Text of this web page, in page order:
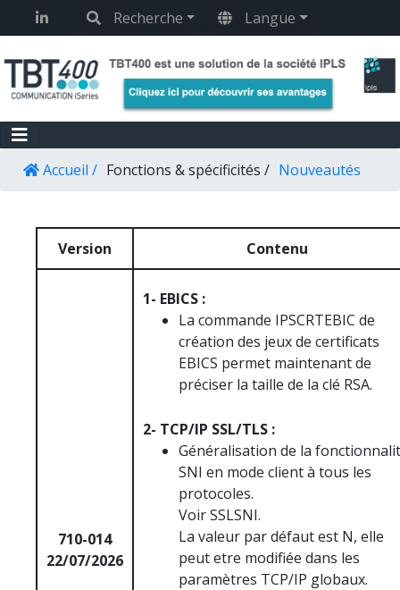
Panneau de gestion des cookies
Recherche Langue
Accueil / Fonctions & spécificités / Nouveautés
Version Contenu
710-014
22/07/2026
1- EBICS :
La commande IPSCRTEBIC de
création des jeux de certificats
EBICS permet maintenant de
préciser la taille de la clé RSA.
2- TCP/IP SSL/TLS :
Généralisation de la
SNI en mode client à tous les
protocoles.
Voir SSLSNI.
La valeur par défaut est N, elle
peut etre modifiée dans les
paramètres TCP/IP globaux.